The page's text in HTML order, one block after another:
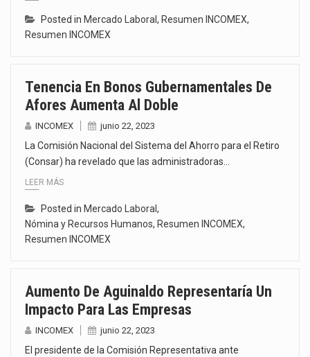
Posted in Mercado Laboral , Resumen INCOMEX,
Resumen INCOMEX
Tenencia En Bonos Gubernamentales De
Afores Aumenta Al Doble
INCOMEX junio 22, 2023
La Comisión Nacional del Sistema del Ahorro para el Retiro
(Consar) ha revelado que las administradoras…
LEER MÁS
Posted in Mercado Laboral,
Nómina y Recursos Humanos, Resumen INCOMEX,
Resumen INCOMEX
Aumento De Aguinaldo Representaría Un
Impacto Para Las Empresas
INCOMEX junio 22, 2023
El presidente de la Comisión Representativa ante